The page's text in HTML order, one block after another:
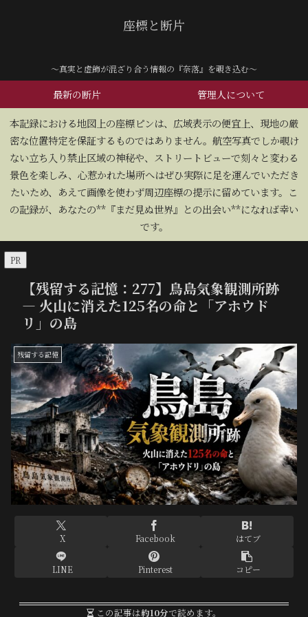
座標と断片
～真実と虚飾が混ざり合う情報の『奈落』を覗き込む～
最新の断片 管理人について
​本記録における地図上の座標ピンは、広域表示の便宜上、現地の厳
密な位置特定を保証するものではありません。航空写真でしか覗け
ない立ち入り禁止区域の神秘や、ストリートビューで刻々と変わる
景色を楽しみ、心惹かれた場所へはぜひ実際に足を運んでいただき
たいため、あえて画像を使わず周辺座標の提示に留めています。こ
の記録が、あなたの**『まだ見ぬ世界』との出会い**になれば幸い
です。
PR
【残留する記憶：277】鳥島気象観測所跡
— 火山に消えた125名の命と「アホウド
リ」の島
残留する記憶
X Facebook はてブ
LINE Pinterest コピー
この記事は約10分で読めます。